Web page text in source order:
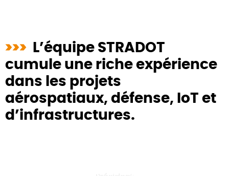
>>>
L’équipe STRADOT
cumule une riche expérience
dans les projets
aérospatiaux, défense, IoT et
d’infrastructures.